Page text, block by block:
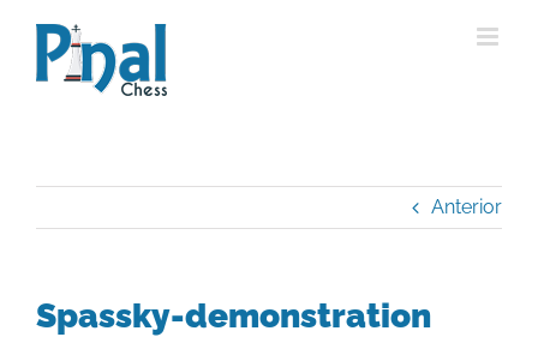
contenido
Anterior
Spassky-demonstration